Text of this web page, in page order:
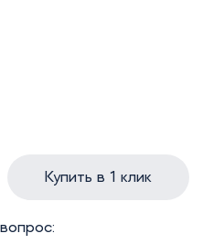
Купить в 1 клик